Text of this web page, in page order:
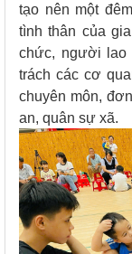
tạo nên một
tình thân của
chức, người lao
trách các cơ
chuyên môn,
an, quân sự xã.